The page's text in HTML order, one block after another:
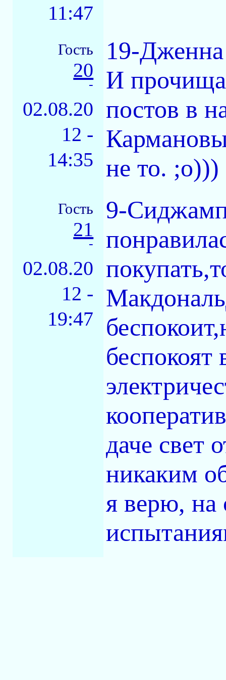
11:47
Гость
20
-
02.08.20
12 -
14:35
19-
И
постов в
не то. ;о)))
Гость
21
-
02.08.20
12 -
19:47
9-
даче свет
никаким
я верю, на